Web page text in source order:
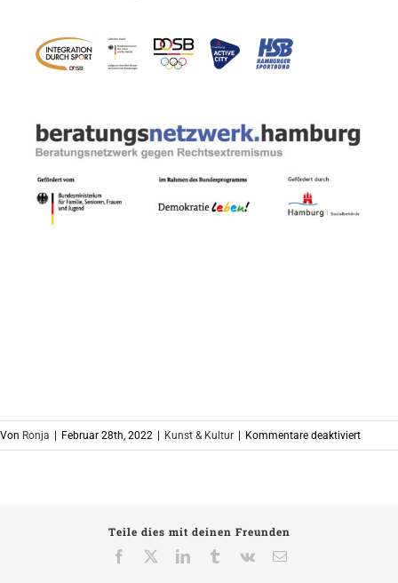
Von Ronja Februar 28th, 2022 Kunst & Kultur Kommentare deaktiviertfür
Haltung
Teile dies mit deinen Freunden
Facebook
LinkedInTumblrVk
E-